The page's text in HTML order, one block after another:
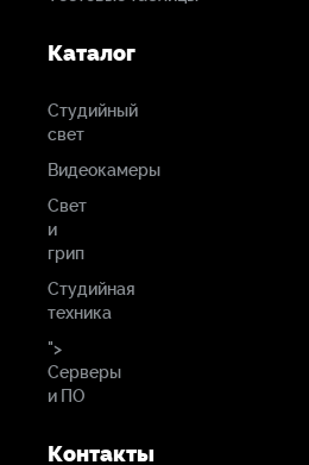
Каталог
Студийный
свет
Видеокамеры
Свет
и
грип
Студийная
техника
">
Серверы
и ПО
Контакты